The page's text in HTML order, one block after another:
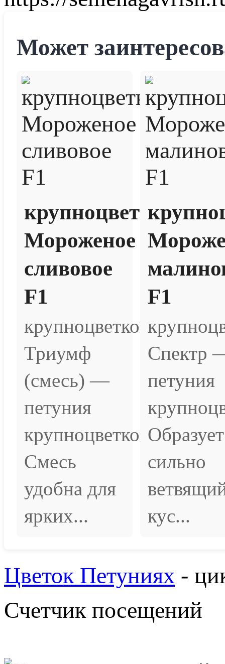
Может
крупноцветковая
Мороженое
сливовое
F1
крупноцветковая
Триумф
(смесь) —
петуния
крупноцветковая.
Смесь
удобна для
ярких...
F1
Спектр
петуния
Образует
сильно
кус...
Цветок Петуниях -
Счетчик посещений